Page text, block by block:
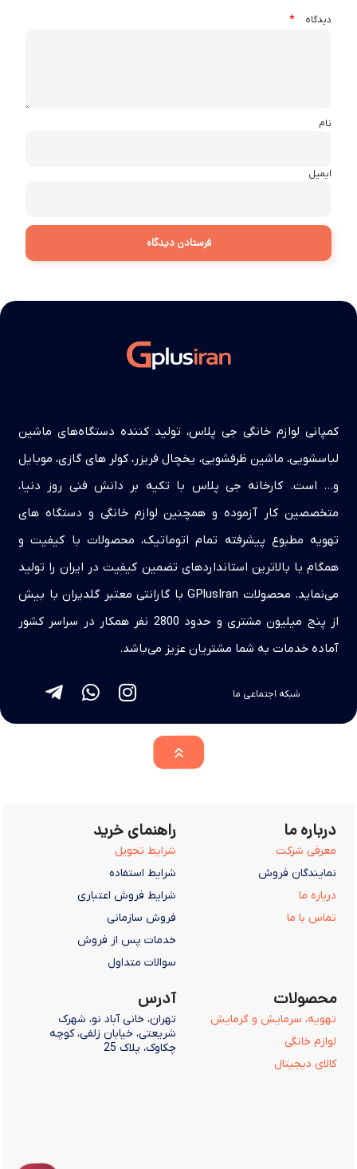
دیدگاه *
نام
ایمیل
کمپانی لوازم خانگی جی پلاس، تولید کننده دستگاه‌های ماشین
لباسشویی، ماشین ظرفشویی، یخچال فریزر، کولر های گازی، موبایل
و… است. کارخانه جی پلاس با تکیه بر دانش فنی روز دنیا،
متخصصین کار آزموده و همچنین لوازم خانگی و دستگاه های
تهویه مطبوع پیشرفته تمام اتوماتیک، محصولات با کیفیت و
همگام با بالاترین استانداردهای تضمین کیفیت در ایران را تولید
می‌نماید. محصولات GPlusIran با گارانتی معتبر گلدیران با بیش
از پنج میلیون مشتری و حدود 2800 نفر همکار در سراسر کشور
آماده خدمات به شما مشتریان عزیز می‌باشد.
شبکه اجتماعی ما
درباره ما
معرفی شرکت
نمایندگان فروش
درباره ما
تماس با ما
راهنمای خرید
شرایط تحویل
شرایط استفاده
شرایط فروش اعتباری
فروش سازمانی
خدمات پس از فروش
سوالات متداول
محصولات
تهویه، سرمایش و گرمایش
لوازم خانگی
کالای دیجیتال
آدرس
تهران، خانی آباد نو، شهرک
شریعتی، خیابان زلفی، کوچه
چکاوک، پلاک 25